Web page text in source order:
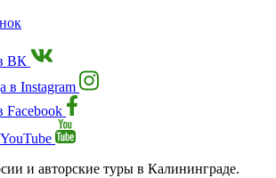
ВК
в Instagram
Facebook
и авторские туры в Калининграде.